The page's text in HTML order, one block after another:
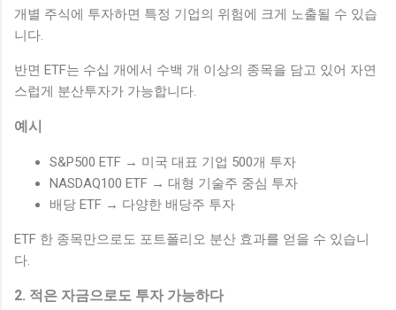
개별 주식에 투자하면 특정 기업의 위험에 크게 노출될 수 있습
니다.
반면 ETF는 수십 개에서 수백 개 이상의 종목을 담고 있어 자연
스럽게 분산투자가 가능합니다.
예시
S&P500 ETF → 미국 대표 기업 500개 투자
NASDAQ100 ETF → 대형 기술주 중심 투자
배당 ETF → 다양한 배당주 투자
ETF 한 종목만으로도 포트폴리오 분산 효과를 얻을 수 있습니
다.
2. 적은 자금으로도 투자 가능하다